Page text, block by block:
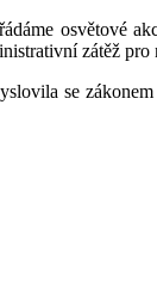
osvětové
zátěž pro
se